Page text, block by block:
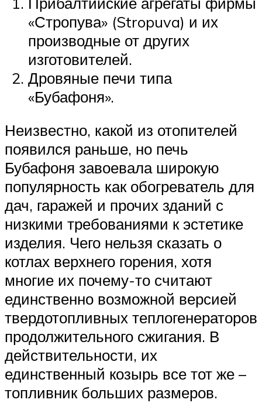
«Стропува» (Stropuva) и их
производные от других
изготовителей.
Дровяные печи типа
«Бубафоня».
Неизвестно, какой из отопителей
появился раньше, но печь
Бубафоня завоевала широкую
популярность как обогреватель для
дач, гаражей и прочих зданий с
низкими требованиями к эстетике
изделия. Чего нельзя сказать о
котлах верхнего горения, хотя
многие их почему-то считают
единственно возможной версией
твердотопливных теплогенераторов
продолжительного сжигания. В
действительности, их
единственный козырь все тот же –
топливник больших размеров.